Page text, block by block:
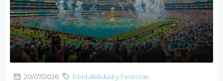
20/07/2026 Rentabilidad y Finanzas